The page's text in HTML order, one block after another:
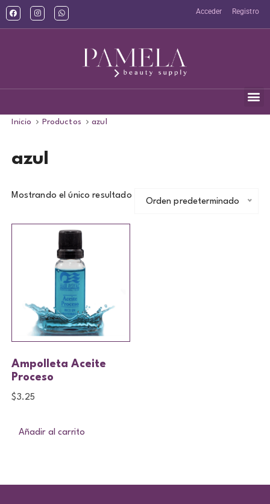
Acceder Registro
Inicio Productos azul
azul
Mostrando el único resultado
Orden predeterminado
Ampolleta Aceite
Proceso
$3.25
Añadir al carrito